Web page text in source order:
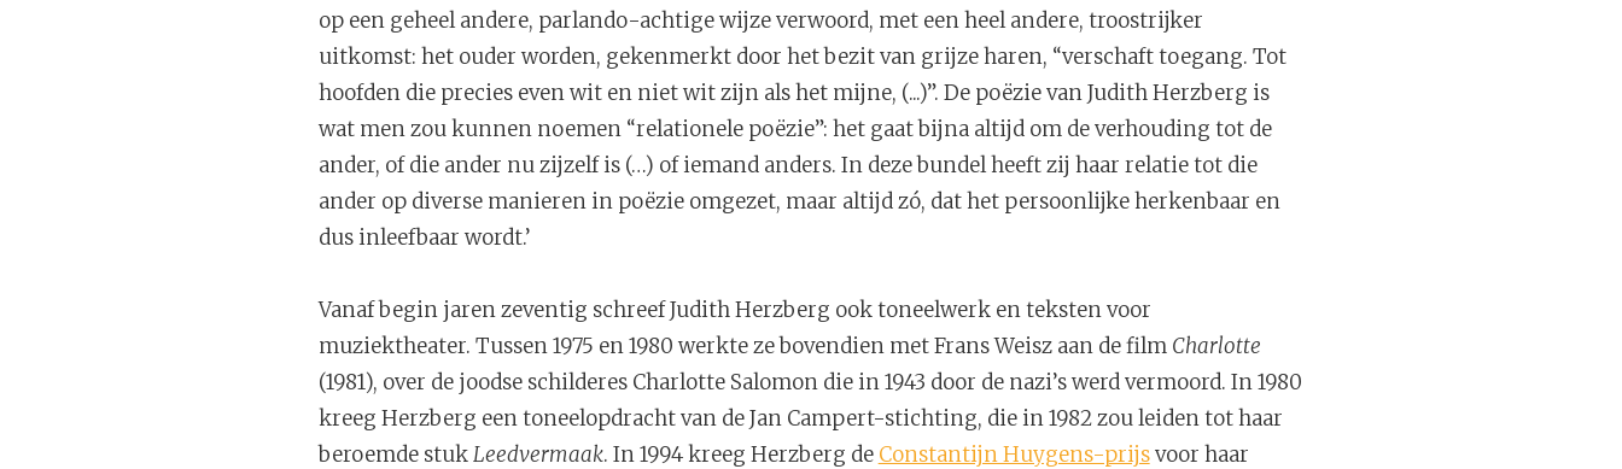
op een geheel andere, parlando-achtige wijze verwoord, met een heel andere, troostrijker
uitkomst: het ouder worden, gekenmerkt door het bezit van grijze haren, “verschaft toegang. Tot
hoofden die precies even wit en niet wit zijn als het mijne, (...)”. De poëzie van Judith Herzberg is
wat men zou kunnen noemen “relationele poëzie”: het gaat bijna altijd om de verhouding tot de
ander, of die ander nu zijzelf is (…) of iemand anders. In deze bundel heeft zij haar relatie tot die
ander op diverse manieren in poëzie omgezet, maar altijd zó, dat het persoonlijke herkenbaar en
dus inleefbaar wordt.’
Vanaf begin jaren zeventig schreef Judith Herzberg ook toneelwerk en teksten voor
muziektheater. Tussen 1975 en 1980 werkte ze bovendien met Frans Weisz aan de film Charlotte
(1981), over de joodse schilderes Charlotte Salomon die in 1943 door de nazi’s werd vermoord. In 1980
kreeg Herzberg een toneelopdracht van de Jan Campert-stichting, die in 1982 zou leiden tot haar
beroemde stukLeedvermaak. In 1994 kreeg Herzberg de Constantijn Huygens-prijsvoor haar